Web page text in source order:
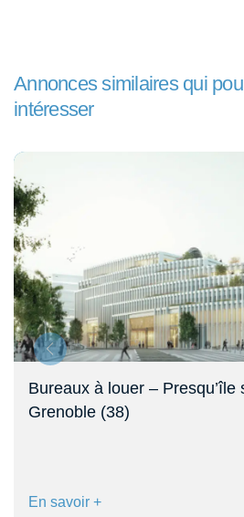
Annonces similaires qui
intéresser
Bureaux à louer – Presqu’île
Grenoble (38)
En savoir +